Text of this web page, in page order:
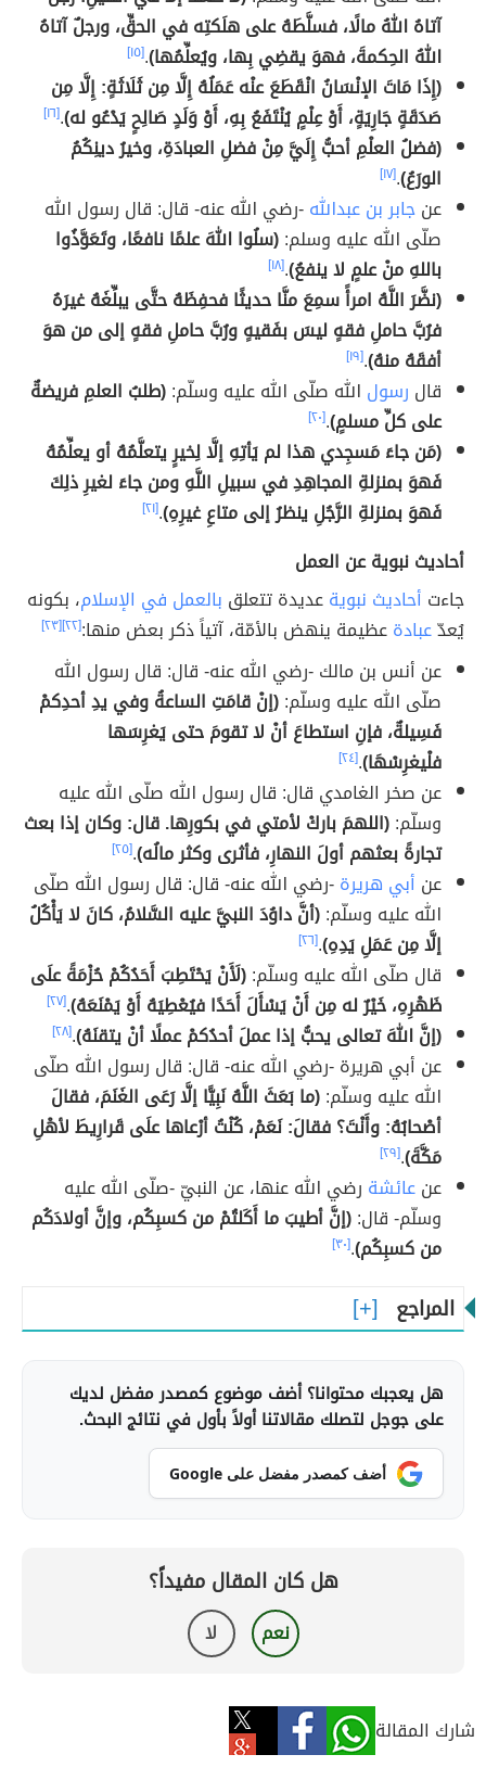
آتاهُ اللهُ مالًا، فسلَّطَهُ على هلَكتِه في الحقِّ، ورجلٌ آتاهُ
اللهُ الحِكمةَ، فهوَ يقضِي بِها، ويُعلِّمُها).[١٥]
(إِذَا مَاتَ الإنْسَانُ انْقَطَعَ عنْه عَمَلُهُ إِلَّا مِن ثَلَاثَةٍ: إِلَّا مِن
صَدَقَةٍ جَارِيَةٍ، أَوْ عِلْمٍ يُنْتَفَعُ بِهِ، أَوْ وَلَدٍ صَالِحٍ يَدْعُو له).[١٦]
(فضلُ العلْمِ أحبُّ إِلَيَّ مِنْ فضلِ العبادَةِ، وخيرُ دينِكُمُ
الورَعُ).[١٧]
عنجابر بن عبدالله-رضي الله عنه- قال: قال رسول الله
صلّى الله عليه وسلم:(سلُوا اللهَ علمًا نافعًا، وتَعَوَّذُوا
باللهِ منْ علمٍ لا ينفعُ).[١٨]
(نضَّرَ اللَّهُ امرأً سمِعَ منَّا حديثًا فحفِظَهُ حتَّى يبلِّغَهُ غيرَهُ
فرُبَّ حاملِ فقهٍ ليسَ بفَقيهٍ ورُبَّ حاملِ فقهٍ إلى من هوَ
أفقَهُ منهُ).[١٩]
قال رسول الله صلّى الله عليه وسلّم:(طلبُ العلمِ فريضةٌ
على كلِّ مسلمٍ).[٢٠]
(مَن جاءَ مَسجِدي هذا لم يَأتِهِ إلَّا لِخيرٍ يتعلَّمُهُ أو يعلِّمُهُ
فَهوَ بمنزلةِ المجاهِدِ في سبيلِ اللَّهِ ومن جاءَ لغيرِ ذلِكَ
فَهوَ بمنزلةِ الرَّجُلِ ينظرُ إلى متاعِ غيرِهِ).[٢١]
أحاديث نبوية عن العمل
جاءت أحاديث نبويةعديدة تتعلق بالعمل في الإسلام، بكونه
يُعدّعبادةعظيمة ينهض بالأمّة، آتياً ذكر بعض منها:[٢٢] [٢٣]
عن أنس بن مالك -رضي الله عنه- قال: قال رسول الله
صلّى الله عليه وسلّم:(إنْ قامَتِ الساعةُ وفي يدِ أحدِكمْ
فَسِيلةٌ، فإنِ استطاعَ أنْ لا تقومَ حتى يَغرِسَها
فلْيغرِسْهَا).[٢٤]
عن صخر الغامدي قال: قال رسول الله صلّى الله عليه
وسلّم:(اللهمَ باركْ لأمتي في بكورِها. قال: وكان إذا بعث
تجارةً بعثهم أولَ النهارِ، فأثرى وكثر مالُه).[٢٥]
عن أبي هريرة-رضي الله عنه- قال: قال رسول الله صلّى
الله عليه وسلّم:(أنَّ داوُدَ النبيَّ عليه السَّلامُ، كانَ لا يَأْكُلُ
إلَّا مِن عَمَلِ يَدِهِ).[٢٦]
قال صلّى الله عليه وسلّم:(لَأَنْ يَحْتَطِبَ أَحَدُكُمْ حُزْمَةً علَى
ظَهْرِهِ، خَيْرٌ له مِن أَنْ يَسْأَلَ أَحَدًا فيُعْطِيَهُ أَوْ يَمْنَعَهُ).[٢٧]
(إنَّ اللهَ تعالى يحبُّ إذا عملَ أحدُكمْ عملًا أنْ يتقنَهُ).[٢٨]
عن أبي هريرة -رضي الله عنه- قال: قال رسول الله صلّى
الله عليه وسلّم:(ما بَعَثَ اللَّهُ نَبِيًّا إلَّا رَعَى الغَنَمَ، فقالَ
أصْحابُهُ: وأَنْتَ؟ فقالَ: نَعَمْ، كُنْتُ أرْعاها علَى قَرارِيطَ لأهْلِ
مَكَّةَ).[٢٩]
عنعائشة رضي الله عنها، عن النبيّ -صلّى الله عليه
وسلّم- قال:(إنَّ أطيبَ ما أَكَلتُمْ من كسبِكُم، وإنَّ أولادَكُم
من كسبِكُم).[٣٠]
المراجع
هل يعجبك محتوانا؟ أضف موضوع كمصدر مفضل لديك
على جوجل لتصلك مقالاتنا أولاً بأول في نتائج البحث.
أضف كمصدر مفضل على Google
هل كان المقال مفيداً؟
نعم لا
شارك المقالة